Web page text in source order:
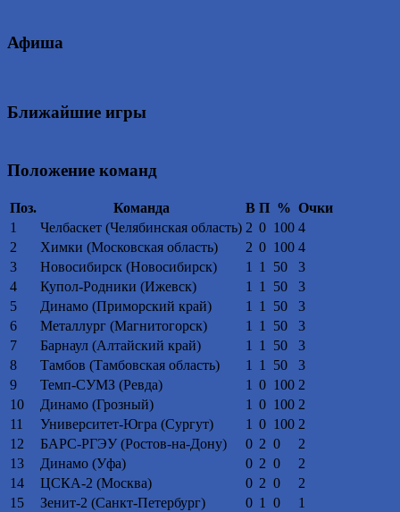
Афиша
Ближайшие игры
Положение команд
Поз. Команда В П % Очки
1
Челбаскет (Челябинская область) 2 0 100 4
2
Химки (Московская область) 2 0 100 4
3
Новосибирск (Новосибирск) 1 1 50
3
4
Купол-Родники (Ижевск) 1 1 50
3
5
Динамо (Приморский край) 1 1 50
3
6
Металлург (Магнитогорск) 1 1 50
3
7
Барнаул (Алтайский край) 1 1 50
3
8
Тамбов (Тамбовская область) 1 1 50
3
9
Темп-СУМЗ (Ревда) 1 0 100 2
10
Динамо (Грозный) 1 0 100 2
11
Университет-Югра (Сургут) 1 0 100 2
12
БАРС-РГЭУ (Ростов-на-Дону) 0 2 0
2
13
Динамо (Уфа) 0 2 0
2
14
ЦСКА-2 (Москва) 0 2 0
2
15
Зенит-2 (Санкт-Петербург) 0 1 0
1